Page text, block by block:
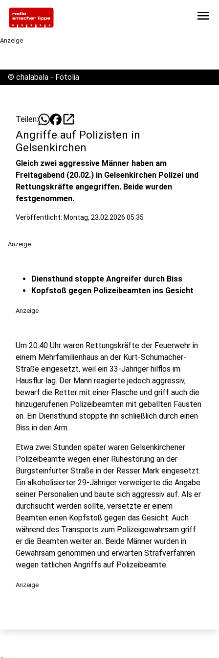
menu
Anzeige
© chalabala - Fotolia
Teilen: open_in_new
Angriffe auf Polizisten in
Gelsenkirchen
Gleich zwei aggressive Männer haben am
Freitagabend (20.02.) in Gelsenkirchen Polizei und
Rettungskräfte angegriffen. Beide wurden
festgenommen.
Veröffentlicht: Montag, 23.02.2026 05:35
Anzeige
Diensthund stoppte Angreifer durch Biss
Kopfstoß gegen Polizeibeamten ins Gesicht
Anzeige
Um 20:40 Uhr waren Rettungskräfte der Feuerwehr in
einem Mehrfamilienhaus an der Kurt-Schumacher-
Straße eingesetzt, weil ein 33-Jähriger hilflos im
Hausflur lag. Der Mann reagierte jedoch aggressiv,
bewarf die Retter mit einer Flasche und griff auch die
hinzugerufenen Polizeibeamten mit geballten Fäusten
an. Ein Diensthund stoppte ihn schließlich durch einen
Biss in den Arm.
Etwa zwei Stunden später waren Gelsenkirchener
Polizeibeamte wegen einer Ruhestörung an der
Burgsteinfurter Straße in der Resser Mark eingesetzt.
Ein alkoholisierter 29-Jähriger verweigerte die Angabe
seiner Personalien und baute sich aggressiv auf. Als er
durchsucht werden sollte, versetzte er einem
Beamten einen Kopfstoß gegen das Gesicht. Auch
während des Transports zum Polizeigewahrsam griff
er die Beamten weiter an. Beide Männer wurden in
Gewahrsam genommen und erwarten Strafverfahren
wegen tätlichen Angriffs auf Polizeibeamte.
Anzeige